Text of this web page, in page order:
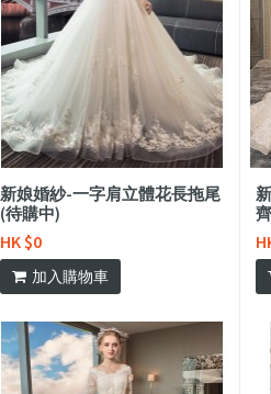
新娘婚紗-一字肩立體花長拖尾
(待購中)
HK $0
加入購物車